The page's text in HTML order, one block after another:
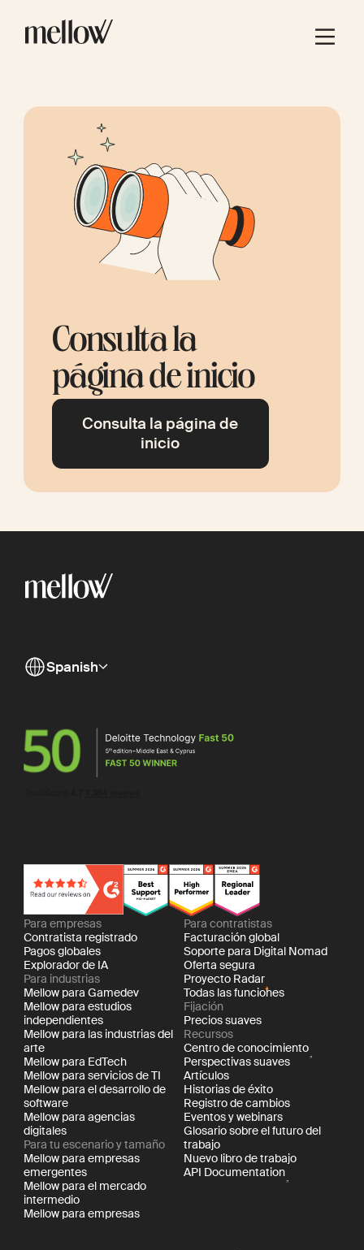
Consulta la
página de inicio
Consulta la página de
inicio
Spanish
Para empresas
Contratista registrado
Pagos globales
Explorador de IA
Para industrias
Mellow para Gamedev
Mellow para estudios
independientes
Mellow para las industrias del
arte
Mellow para EdTech
Mellow para servicios de TI
Mellow para el desarrollo de
software
Mellow para agencias
digitales
Para tu escenario y tamaño
Mellow para empresas
emergentes
Mellow para el mercado
intermedio
Mellow para empresas
Para contratistas
Facturación global
Soporte para Digital Nomad
Oferta segura
Proyecto Radar
Todas las funciones
Fijación
Precios suaves
Recursos
Centro de conocimiento
Perspectivas suaves
Artículos
Historias de éxito
Registro de cambios
Eventos y webinars
Glosario sobre el futuro del
trabajo
Nuevo libro de trabajo
API Documentation